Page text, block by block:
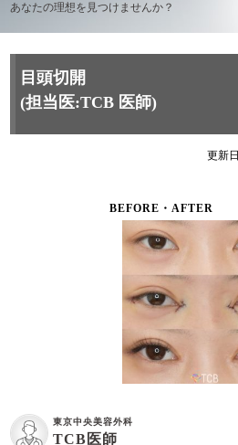
あなたの理想を見つけませんか？
目頭切開
(担当医:TCB 医師)
更新
BEFORE・AFTER
東京中央美容外科
TCB医師